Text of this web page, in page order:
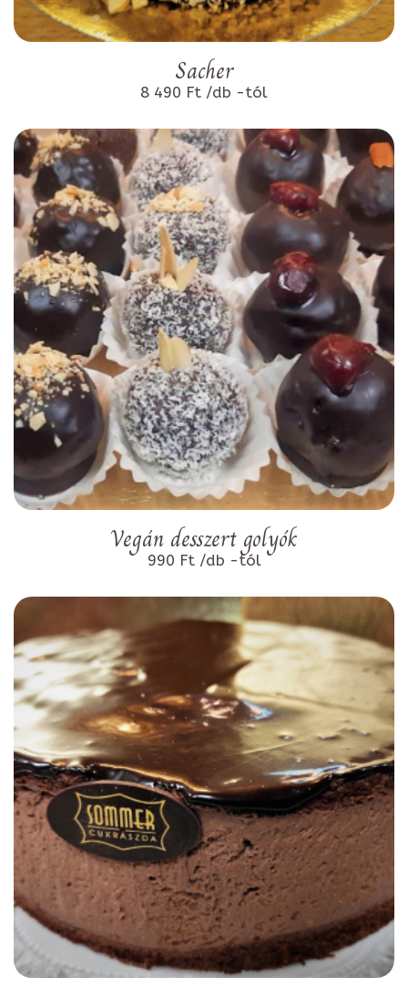
Sacher
8 490 Ft /db -tól
Vegán desszert golyók
990 Ft /db -tól